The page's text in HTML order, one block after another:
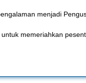
menjadi
memeriahkan